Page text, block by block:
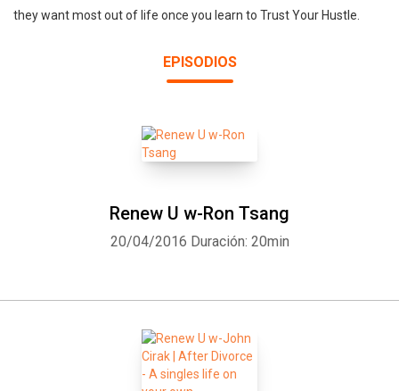
they want most out of life once you learn to Trust Your Hustle.
EPISODIOS
Renew U w-Ron Tsang
20/04/2016 Duración: 20min